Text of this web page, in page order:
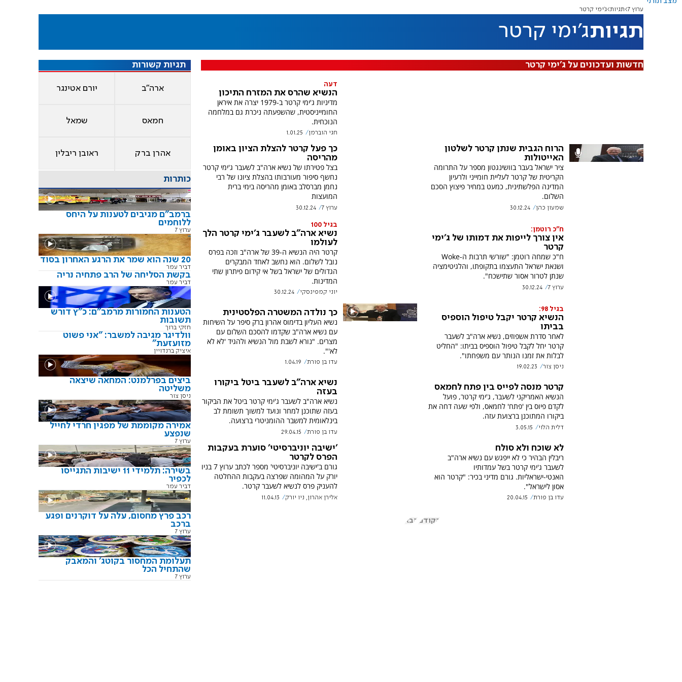
ערוץ 7 תגיות ג'ימי קרטר
תגיותג'ימי קרטר
חדשות ועדכונים על ג'ימי קרטר
דעה
הנשיא שהרס את המזרח התיכון
מדיניות ג'ימי קרטר ב-1979 יצרה את איראן
החומייניסטית, שהשפעתה ניכרת גם במלחמה
הנוכחית.
חגי הוברמן 1.01.25
הרוח הגבית שנתן קרטר לשלטון
האייטולות
ציר ישראל בעבר בוושינגטון מספר על התרומה
הקריטית של קרטר לעליית חומייני ולרעיון
המדינה הפלשתינית, כמעט במחיר פיצוץ הסכם
השלום.
שמעון כהן 30.12.24
כך פעל קרטר להצלת הציון באומן
מהריסה
בצל פטירתו של נשיא ארה"ב לשעבר ג'ימי קרטר
נחשף סיפור מעורבותו בהצלת ציונו של רבי
נחמן מברסלב באומן מהריסה בימי ברית
המועצות
ערוץ 7 30.12.24
ח"כ רוטמן:
אין צורך לייפות את דמותו של ג'ימי
קרטר
ח"כ שמחה רוטמן: "שורשי תרבות ה-Woke
ושנאת ישראל התעצמו בתקופתו, והלגיטימציה
שנתן לטרור אסור שתישכח".
ערוץ 7 30.12.24
בגיל 100
נשיא ארה"ב לשעבר ג'ימי קרטר הלך
לעולמו
קרטר היה הנשיא ה-39 של ארה"ב וזכה בפרס
נובל לשלום. הוא נחשב לאחד המבקרים
הגדולים של ישראל בשל אי קידום פיתרון שתי
המדינות.
יוני קמפינסקי 30.12.24
בגיל 98:
הנשיא קרטר יקבל טיפול הוספיס
בביתו
לאחר סדרת אשפוזים, נשיא ארה"ב לשעבר
קרטר יחל לקבל טיפול הוספיס בביתו: "החליט
לבלות את זמנו הנותר עם משפחתו".
ניסן צור 19.02.23
כך נולדה המשטרה הפלסטינית
נשיא העליון בדימוס אהרון ברק סיפר על השיחות
עם נשיא ארה"ב שקדמו להסכם השלום עם
מצרים. "נורא לשבת מול הנשיא ולהגיד 'לא לא
לא'".
עדו בן פורת 1.04.19
קרטר מנסה לפייס בין פתח לחמאס
הנשיא האמריקני לשעבר, ג'ימי קרטר, פועל
לקדם פיוס בין 'פתח' לחמאס, ולפי שעה דחה את
ביקורו המתוכנן ברצועת עזה.
דלית הלוי 3.05.15
נשיא ארה"ב לשעבר ביטל ביקורו
בעזה
נשיא ארה"ב לשעבר ג'ימי קרטר ביטל את הביקור
בעזה שתוכנן למחר ונועד למשוך תשומת לב
בינלאומית למשבר ההומניטרי ברצועה.
עדו בן פורת 29.04.15
לא שוכח ולא סולח
ריבלין הבהיר כי לא ייפגש עם נשיא ארה"ב
לשעבר ג'ימי קרטר בשל עמדותיו
האנטי-ישראליות. גורם מדיני בכיר: "קרטר הוא
אסון לישראל".
עדו בן פורת 20.04.15
'ישיבה יוניברסיטי' סוערת בעקבות
הפרס לקרטר
גורם ב'ישיבה יוניברסיטי' מספר לכתב ערוץ 7 בניו
יורק על המהומה שפרצה בעקבות ההחלטה
להעניק פרס לנשיא לשעבר קרטר.
אלירן אהרון, ניו יורק 11.04.13
הקודם הבא
תגיות קשורות
ארה"ב יורם אטינגר
חמאס שמאל
אהרן ברק ראובן ריבלין
כותרות
ברמב"ם מגיבים לטענות על היחס
ללוחמים
ערוץ 7
20 שנה הוא שמר את הרגע האחרון בסוד
דביר עמר
בקשת הסליחה של הרב פתחיה נריה
דביר עמר
הטענות החמורות מרמב"ם: כ"ץ דורש
תשובות
חזקי ברוך
וולדיגר מגיבה למשבר: "אני פשוט
מזועזעת"
איציק ברנדויין
ביצים בפרלמנט: המחאה שיצאה
משליטה
ניסן צור
אמירה מקוממת של מפגין חרדי לחייל
שנפצע
ערוץ 7
בשירה: תלמידי 11 ישיבות התגייסו
לכפיר
דביר עמר
רכב פרץ מחסום, עלה על דוקרנים ופגע
ברכב
ערוץ 7
תעלומת המחסור בקוטג' והמאבק
שהתחיל הכל
ערוץ 7